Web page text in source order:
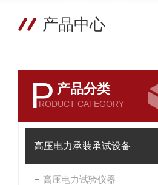
产品中心
P 产品分类
RODUCT CATEGORY
高压电力承装承试设备
高压电力试验仪器